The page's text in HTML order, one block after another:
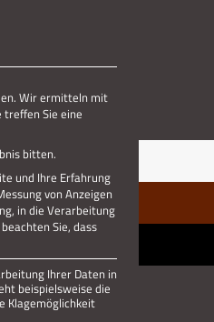
Jetzt teilen
Wir ermitteln mit
Sie eine
bitten.
und Ihre Erfahrung
von Anzeigen
in die Verarbeitung
Sie, dass
Ihrer Daten in
beispielsweise die
Klagemöglichkeit